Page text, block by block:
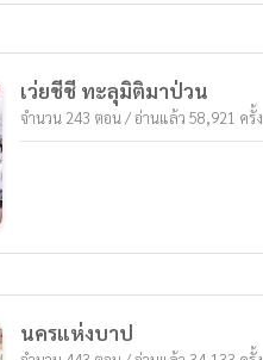
เว่ยชีชี ทะลุมิติมาป่วน
จำนวน 243 ตอน / อ่านแล้ว 58,921 ครั้ง
นครแห่งบาป